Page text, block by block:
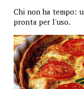
Chi non ha tempo:
pronta per l'uso.